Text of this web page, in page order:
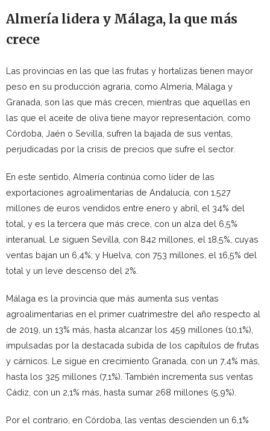
Almería lidera y Málaga, la que más
crece
Las provincias en las que las frutas y hortalizas tienen mayor
peso en su producción agraria, como Almería, Málaga y
Granada, son las que más crecen, mientras que aquellas en
las que el aceite de oliva tiene mayor representación, como
Córdoba, Jaén o Sevilla, sufren la bajada de sus ventas,
perjudicadas por la crisis de precios que sufre el sector.
En este sentido, Almería continúa como líder de las
exportaciones agroalimentarias de Andalucía, con 1.527
millones de euros vendidos entre enero y abril, el 34% del
total, y es la tercera que más crece, con un alza del 6,5%
interanual. Le siguen Sevilla, con 842 millones, el 18,5%, cuyas
ventas bajan un 6,4%; y Huelva, con 753 millones, el 16,5% del
total y un leve descenso del 2%.
Málaga es la provincia que más aumenta sus ventas
agroalimentarias en el primer cuatrimestre del año respecto al
de 2019, un 13% más, hasta alcanzar los 459 millones (10,1%),
impulsadas por la destacada subida de los capítulos de frutas
y cárnicos. Le sigue en crecimiento Granada, con un 7,4% más,
hasta los 325 millones (7,1%). También incrementa sus ventas
Cádiz, con un 2,1% más, hasta sumar 268 millones (5,9%).
Por el contrario, en Córdoba, las ventas descienden un 6,1%